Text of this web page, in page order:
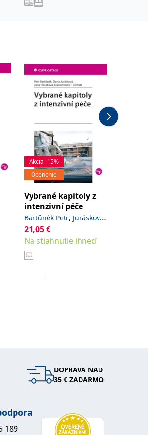
Akcia -15%
Ocenenie
Vybrané kapitoly z
intenzivní péče
Bartůněk Petr, Jurásková
Dana, Heczková Jana
Nalos Daniel,a kolektiv
21,05€
Na stiahnutie ihneď
DOPRAVA NAD
35 € ZADARMO
189